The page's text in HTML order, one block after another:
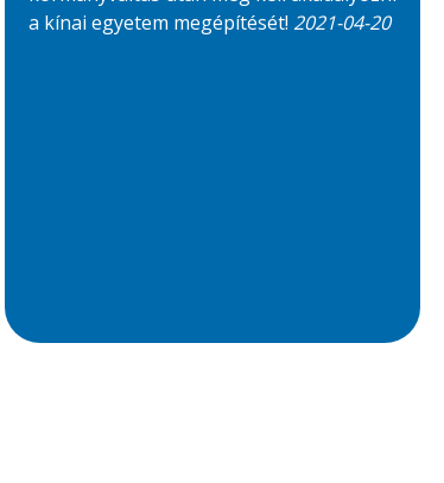
a kínai egyetem megépítését! 2021-04-20